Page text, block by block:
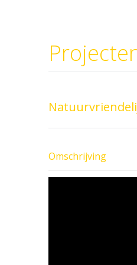
Omschrijving